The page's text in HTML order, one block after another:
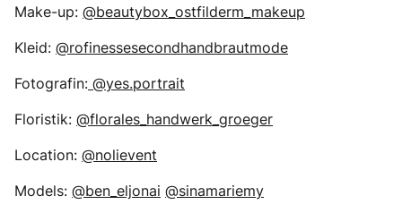
Make-up: @beautybox_ostfilderm_makeup
Kleid: @rofinessesecondhandbrautmode
Fotografin: @yes.portrait
Floristik: @florales_handwerk_groeger
Location: @nolievent
Models: @ben_eljonai @sinamariemy